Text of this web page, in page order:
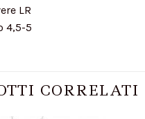
LR
4,5-5
CORRELATI